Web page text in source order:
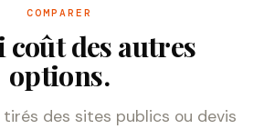
COMPARER
coût des autres
options.
des sites publics ou devis